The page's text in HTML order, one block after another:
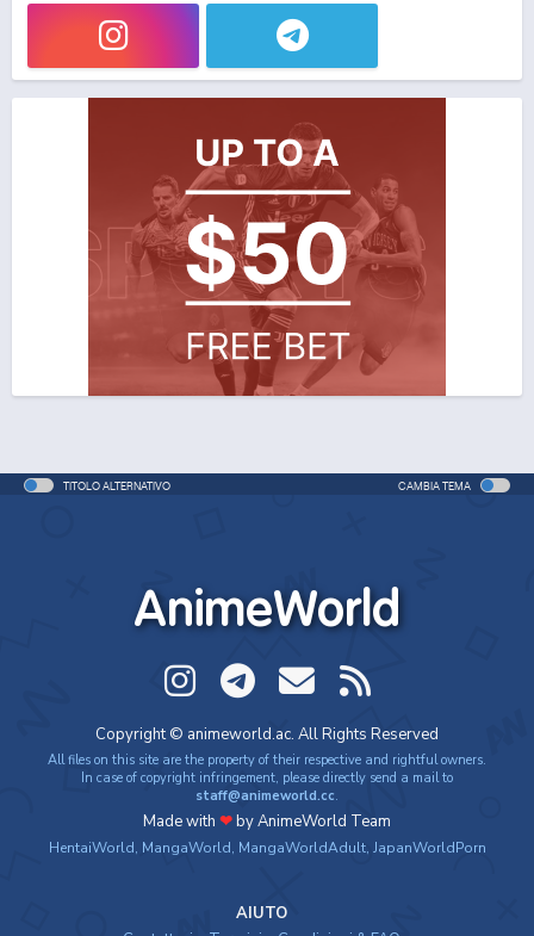
TITOLO ALTERNATIVO CAMBIA TEMA
AnimeWorld
Copyright © animeworld.ac. All Rights Reserved
All files on this site are the property of their respective and rightful owners.
In case of copyright infringement, please directly send a mail to
staff@animeworld.cc.
Made with ❤by AnimeWorld Team
HentaiWorld, MangaWorld, MangaWorldAdult, JapanWorldPorn
AIUTO